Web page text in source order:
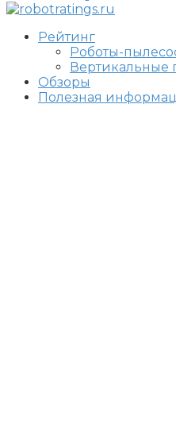
Рейтинг
Роботы-
Вертикальные
Обзоры
Полезная